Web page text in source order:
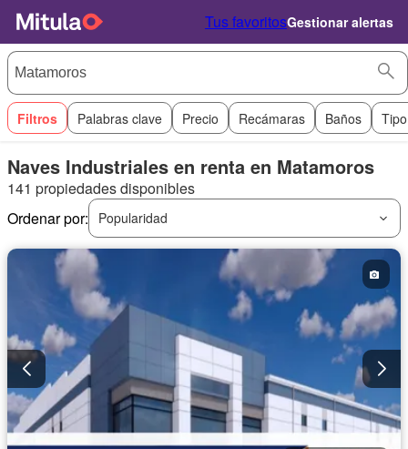
Tus favoritosGestionar alertas
Filtros Palabras clave Precio Recámaras Baños
Naves Industriales en renta en Matamoros
141 propiedades disponibles
Ordenar por:
Popularidad